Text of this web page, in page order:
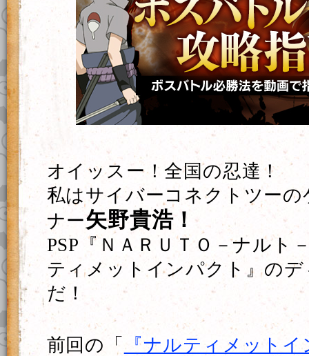
オイッスー！全国の忍達！
私はサイバーコネクトツー
ナー矢野貴浩！
PSP『ＮＡＲＵＴＯ－ナル
ティメットインパクト』の
だ！
前回の「
『ナルティメット